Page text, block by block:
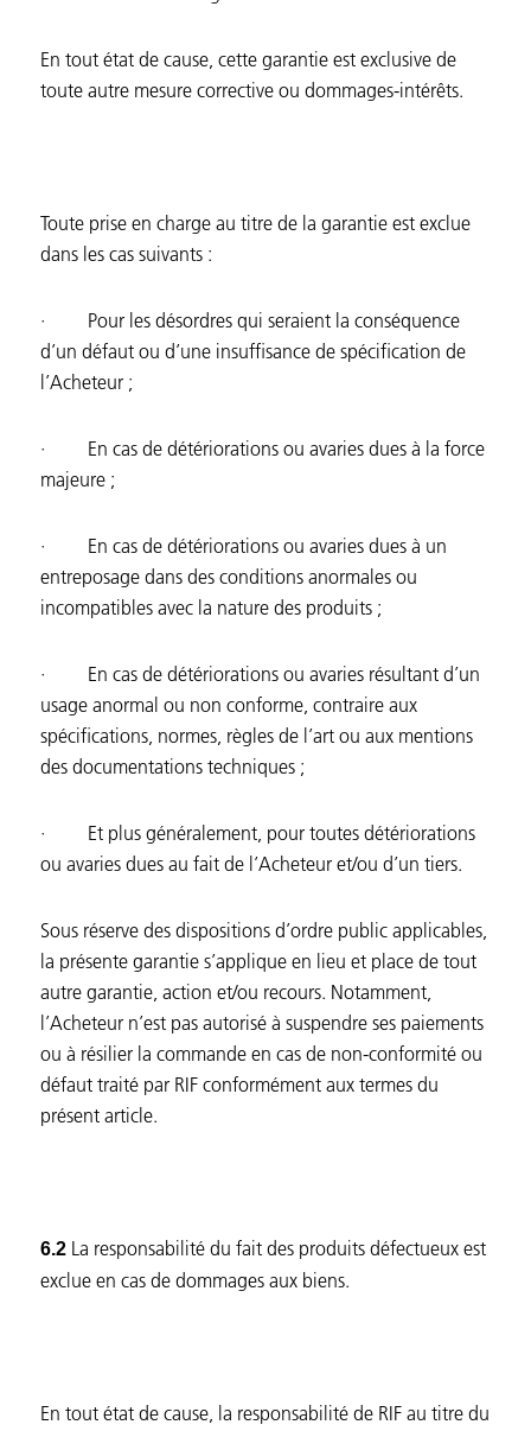
En tout état de cause, cette garantie est exclusive de
toute autre mesure corrective ou dommages-intérêts.
Toute prise en charge au titre de la garantie est exclue
dans les cas suivants :
· Pour les désordres qui seraient la conséquence
d’un défaut ou d’une insuffisance de spécification de
l’Acheteur ;
· En cas de détériorations ou avaries dues à la force
majeure ;
· En cas de détériorations ou avaries dues à un
entreposage dans des conditions anormales ou
incompatibles avec la nature des produits ;
· En cas de détériorations ou avaries résultant d’un
usage anormal ou non conforme, contraire aux
spécifications, normes, règles de l’art ou aux mentions
des documentations techniques ;
· Et plus généralement, pour toutes détériorations
ou avaries dues au fait de l’Acheteur et/ou d’un tiers.
Sous réserve des dispositions d’ordre public applicables,
la présente garantie s’applique en lieu et place de tout
autre garantie, action et/ou recours. Notamment,
l’Acheteur n’est pas autorisé à suspendre ses paiements
ou à résilier la commande en cas de non-conformité ou
défaut traité par RIF conformément aux termes du
présent article.
6.2 La responsabilité du fait des produits défectueux est
exclue en cas de dommages aux biens.
En tout état de cause, la responsabilité de RIF au titre du